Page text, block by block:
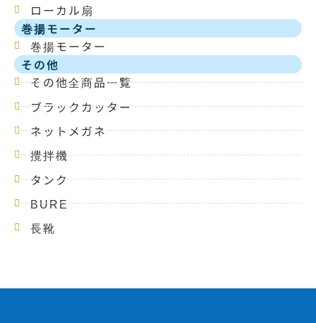
ローカル扇
巻揚モーター
巻揚モーター
その他
その他全商品一覧
ブラックカッター
ネットメガネ
攪拌機
タンク
BURE
長靴